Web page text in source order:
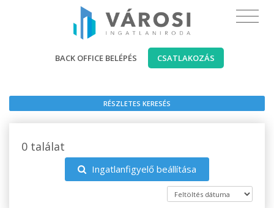
BACK OFFICE BELÉPÉS CSATLAKOZÁS
RÉSZLETES KERESÉS
0 találat
Ingatlanfigyelő beállítása